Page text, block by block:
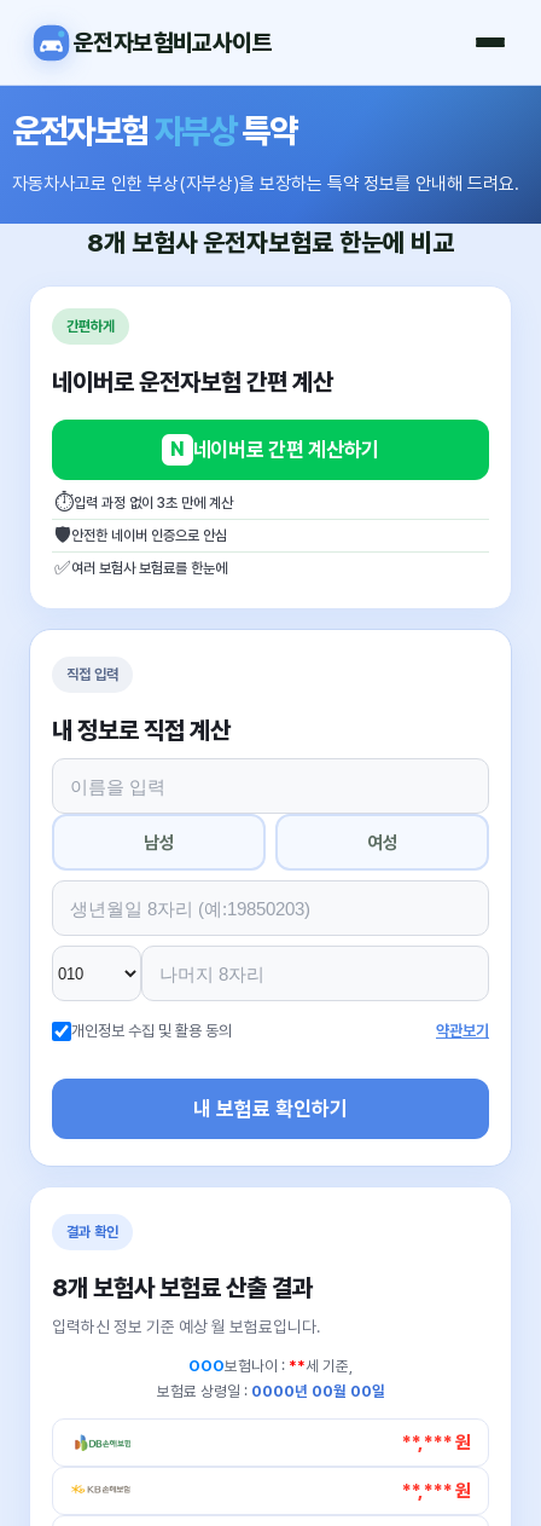
운전자보험비교사이트
운전자보험자부상특약
자동차사고로 인한 부상(자부상)을 보장하는 특약 정보를 안내해 드려요.
8개 보험사운전자보험료 한눈에 비교
간편하게
네이버로 운전자보험 간편 계산
N 네이버로 간편 계산하기
⏱입력 과정 없이 3초 만에 계산
🛡안전한 네이버 인증으로 안심
✅여러 보험사 보험료를 한눈에
직접 입력
내 정보로 직접 계산
남성 여성
개인정보 수집 및 활용 동의 약관보기
내 보험료 확인하기
결과 확인
8개 보험사 보험료 산출 결과
입력하신 정보 기준 예상 월 보험료입니다.
OOO보험나이 : **세 기준,
보험료 상령일 : 0000년 00월 00일
**,*** 원
**,*** 원